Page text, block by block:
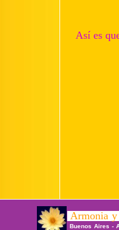
Así es
Armonia
Buenos Aires -